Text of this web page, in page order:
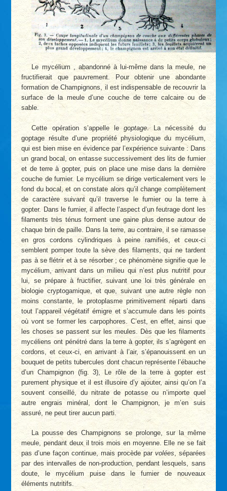
Le mycélium , abandonné à lui-même dans la meule, ne
fructifierait que pauvrement. Pour obtenir une abondante
formation de Champignons, il est indispensable de recouvrir la
surface de la meule d’une couche de terre calcaire ou de
sable.
Cette opération s’appelle legoptage. La nécessité du
goptage résulte d’une propriété physiologique du mycélium,
qui est bien mise en évidence par l’expérience suivante : Dans
un grand bocal, on entasse successivement des lits de fumier
et de terre à gopter, puis on place une mise dans la dernière
couche de fumier. Le mycélium se dirige verticalement vers le
fond du bocal, et on constate alors qu’il change complètement
de caractère suivant qu’il traverse le fumier ou la terre à
gopter. Dans le fumier, il affecte l’aspect d’un feutrage dont les
filaments très ténus forment une gaine plus dense autour de
chaque brin de paille. Dans la terre, au contraire, il se ramasse
en gros cordons cylindriques à peine ramifiés, et ceux-ci
semblent pomper toute la sève des filaments, qui ne tardent
pas à se flétrir et à se résorber ; ce phénomène signifie que le
mycélium, arrivant dans un milieu qui n’est plus nutritif pour
lui, se prépare à fructifier, suivant une loi très générale en
biologie cryptogamique, et que, suivant une autre règle non
moins constante, le protoplasme primitivement réparti dans
tout l’appareil végétatif émigre et s’accumule dans les points
où vont se former les carpophores. C’est, en effet, ainsi que
les choses se passent sur les meules. Dès que les filaments
mycéliens ont pénétré dans la terre à gopter, ils s’agrègent en
cordons, et ceux-ci, en arrivant à l’air, s’épanouissent en un
bouquet de petits tubercules dont chacun représente l’ébauche
d’un Champignon (fig. 3), Le rôle de la terre à gopter est
purement physique et il est illusoire d’y ajouter, ainsi qu’on l’a
souvent conseillé, du nitrate de potasse ou n’importe quel
autre engrais minéral, dont le Champignon, je m’en suis
assuré, ne peut tirer aucun parti.
La pousse des Champignons se prolonge, sur la même
meule, pendant deux il trois mois en moyenne. Elle ne se fait
pas d’une façon continue, mais procède parvolées, séparées
par des intervalles de non-production, pendant lesquels, sans
doute, le mycélium puise dans le fumier de nouveaux
éléments nutritifs.